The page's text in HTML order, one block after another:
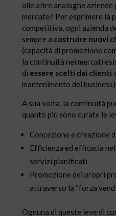
alle altre analoghe aziende
mercato? Per esprimere la
competitiva, ogni azienda
sempre a costruire nuovi
(capacità di promozione
la continuità nei mercati
di essere scelti dai clienti
mantenimento del business).
A sua volta, la continuità
quanto più sono curate le
Concezione e creazione
Efficienza ed efficacia
servizi pianificati
Promozione dei propri
attraverso la “forza
Ognuna di queste leve di